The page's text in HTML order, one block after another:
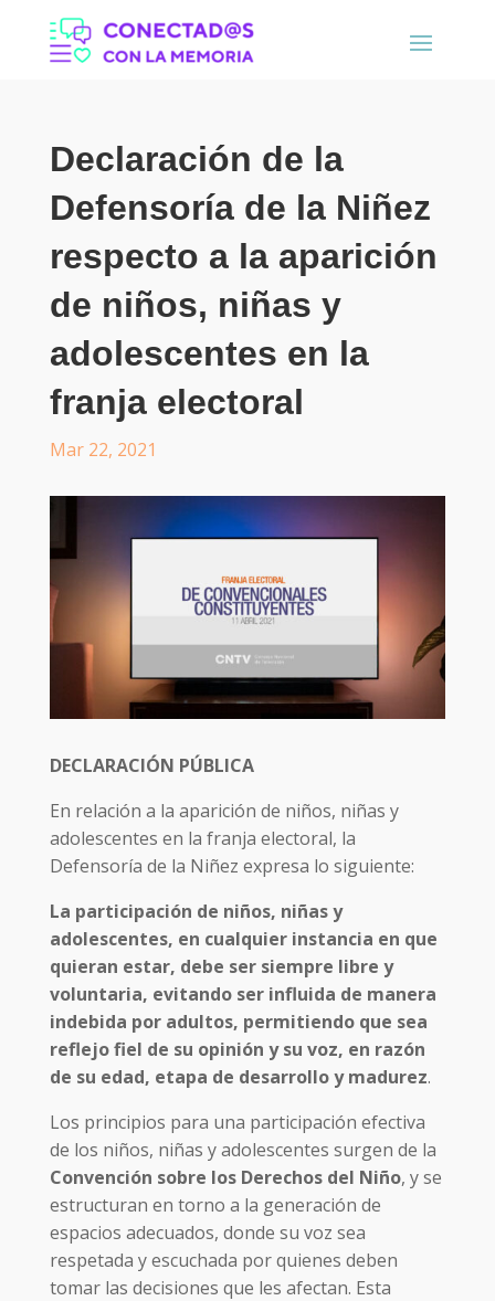
Declaración de la
Defensoría de la Niñez
respecto a la aparición
de niños, niñas y
adolescentes en la
franja electoral
Mar 22, 2021
DECLARACIÓN PÚBLICA
En relación a la aparición de niños, niñas y
adolescentes en la franja electoral, la
Defensoría de la Niñez expresa lo siguiente:
La participación de niños, niñas y
adolescentes, en cualquier instancia en que
quieran estar, debe ser siempre libre y
voluntaria, evitando ser influida de manera
indebida por adultos, permitiendo que sea
reflejo fiel de su opinión y su voz, en razón
de su edad, etapa de desarrollo y madurez.
Los principios para una participación efectiva
de los niños, niñas y adolescentes surgen de la
Convención sobre los Derechos del Niño, y se
estructuran en torno a la generación de
espacios adecuados, donde su voz sea
respetada y escuchada por quienes deben
tomar las decisiones que les afectan. Esta